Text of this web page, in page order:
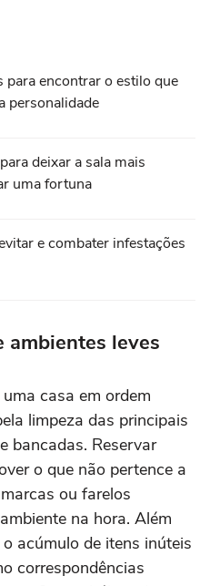
para encontrar o estilo que
personalidade
deixar a sala mais
uma fortuna
e combater infestações
ambientes leves
casa em ordem
limpeza das principais
bancadas. Reservar
o que não pertence a
ou farelos
na hora. Além
acúmulo de itens inúteis
correspondências